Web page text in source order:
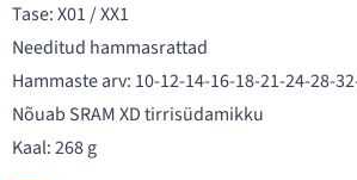
Tase: X01 / XX1
Needitud hammasrattad
Hammaste arv: 10-12-14-16-18-21-24-28-
Nõuab SRAM XD tirrisüdamikku
Kaal: 268 g